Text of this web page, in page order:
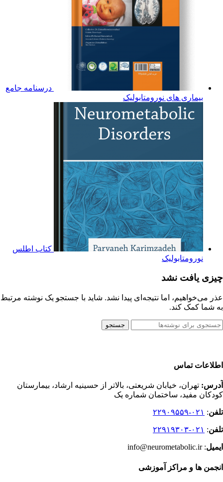
درسنامه جامع
بیماری های نورومتابولیک
کتاب اطلس
نورومتابولیک
چیزی یافت نشد
عذر می‌خواهیم، اما نتیجه‌ای پیدا نشد. شاید با جستجو یک نوشته مرتبط
به شما کمک کند.
جستجو
اطلاعات تماس
آدرس: تهران، خیابان شریعتی، بالاتر از حسینیه ارشاد، بیمارستان
کودکان مفید، ساختمان شماره یک
تلفن: ۰۲۱-۲۲۹۰۹۵۵۹
تلفن: ۰۲۱-۲۲۹۱۹۳۰۳
ایمیل: info@neurometabolic.ir
انجمن ها و مراکز آموزشی